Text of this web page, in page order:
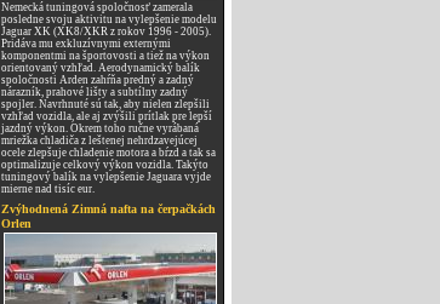
Nemecká tuningová spoločnosť zamerala
posledne svoju aktivitu na vylepšenie modelu
Jaguar XK (XK8/XKR z rokov 1996 - 2005).
Pridáva mu exkluzívnymi externými
komponentmi na športovosti a tiež na výkon
orientovaný vzhľad. Aerodynamický balík
spoločnosti Arden zahŕňa predný a zadný
nárazník, prahové lišty a subtílny zadný
spojler. Navrhnuté sú tak, aby nielen zlepšili
vzhľad vozidla, ale aj zvýšili prítlak pre lepší
jazdný výkon. Okrem toho ručne vyrábaná
mriežka chladiča z leštenej nehrdzavejúcej
ocele zlepšuje chladenie motora a bŕzd a tak sa
optimalizuje celkový výkon vozidla. Takýto
tuningový balík na vylepšenie Jaguara vyjde
mierne nad tisíc eur.
Zvýhodnená Zimná nafta na čerpačkách
Orlen